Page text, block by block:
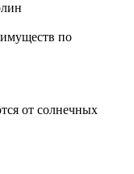
по
от солнечных